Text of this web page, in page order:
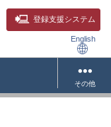
登録支援システム
English
その他